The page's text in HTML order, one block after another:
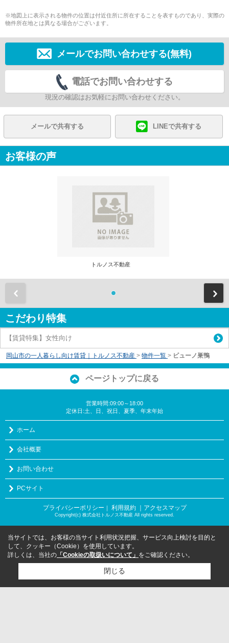
※地図上に表示される物件の位置は付近住所に所在することを表すものであり、実際の
物件所在地とは異なる場合がございます。
メールでお問い合わせする(無料)
電話でお問い合わせする
現況の確認はお気軽にお問い合わせください。
メールで共有する LINEで共有する
お客様の声
トルノス不動産
こだわり特集
【賃貸特集】女性向け
岡山市の一人暮らし向け賃貸｜トルノス不動産 > 物件一覧 > ビューノ巣鴨
ページトップに戻る
営業時間:09:00～18:00
定休日:土、日、祝日、夏季、年末年始
ホーム
会社概要
お問い合わせ
PCサイト
プライバシーポリシー 利用規約 ｜アクセスマップ
Copyright(c) 株式会社トルノス不動産 All rights reserved.
当サイトでは、お客様の当サイト利用状況把握、サービス向上検討を目的と
して、クッキー（Cookie）を使用しています。
詳しくは、当社の 「Cookieの取扱いについて」 をご確認ください。
閉じる